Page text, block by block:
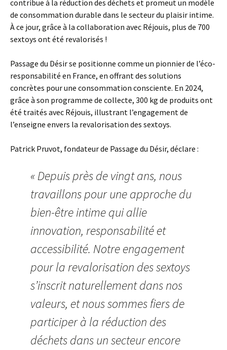
contribue à la réduction des déchets et promeut un modèle
de consommation durable dans le secteur du plaisir intime.
À ce jour, grâce à la collaboration avec Réjouis, plus de 700
sextoys ont été revalorisés !
Passage du Désir se positionne comme un pionnier de l’éco-
responsabilité en France, en offrant des solutions
concrètes pour une consommation consciente. En 2024,
grâce à son programme de collecte, 300 kg de produits ont
été traités avec Réjouis, illustrant l’engagement de
l’enseigne envers la revalorisation des sextoys.
Patrick Pruvot, fondateur de Passage du Désir, déclare :
« Depuis près de vingt ans, nous
travaillons pour une approche du
bien-être intime qui allie
innovation, responsabilité et
accessibilité. Notre engagement
pour la revalorisation des sextoys
s’inscrit naturellement dans nos
valeurs, et nous sommes fiers de
participer à la réduction des
déchets dans un secteur encore